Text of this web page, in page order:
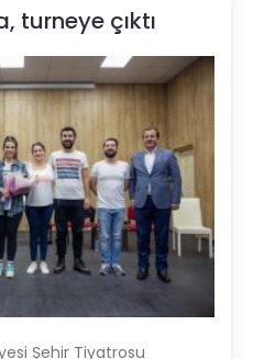
turneye çıktı
Şehir Tiyatrosu